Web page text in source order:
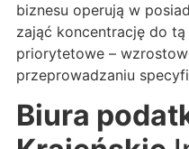
biznesu operują w
zająć koncentrację do
priorytetowe –
przeprowadzaniu
Biura